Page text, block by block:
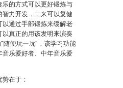
的方式可以更好锻炼与
力开发，二来可以复健
通过手部锻炼来缓解老
真正的用该发明来演奏
随便玩一玩”，该学习功能
乐爱好者、中年音乐爱
在于：